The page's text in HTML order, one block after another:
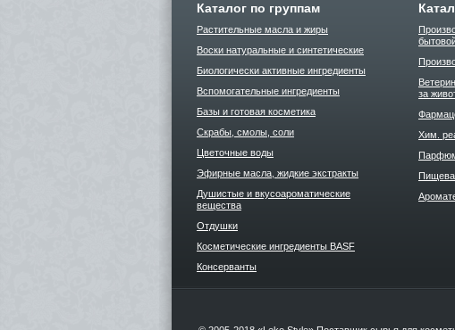
Каталог по группам
Растительные масла и жиры
Воски натуральные и синтетические
Биологически активные ингредиенты
Вспомогательные ингредиенты
Базы и готовая косметика
Скрабы, смолы, соли
Цветочные воды
Эфирные масла, жидкие экстракты
Душистые и вкусоароматические
вещества
Отдушки
Косметические ингредиенты BASF
Консерванты
за
Хим.